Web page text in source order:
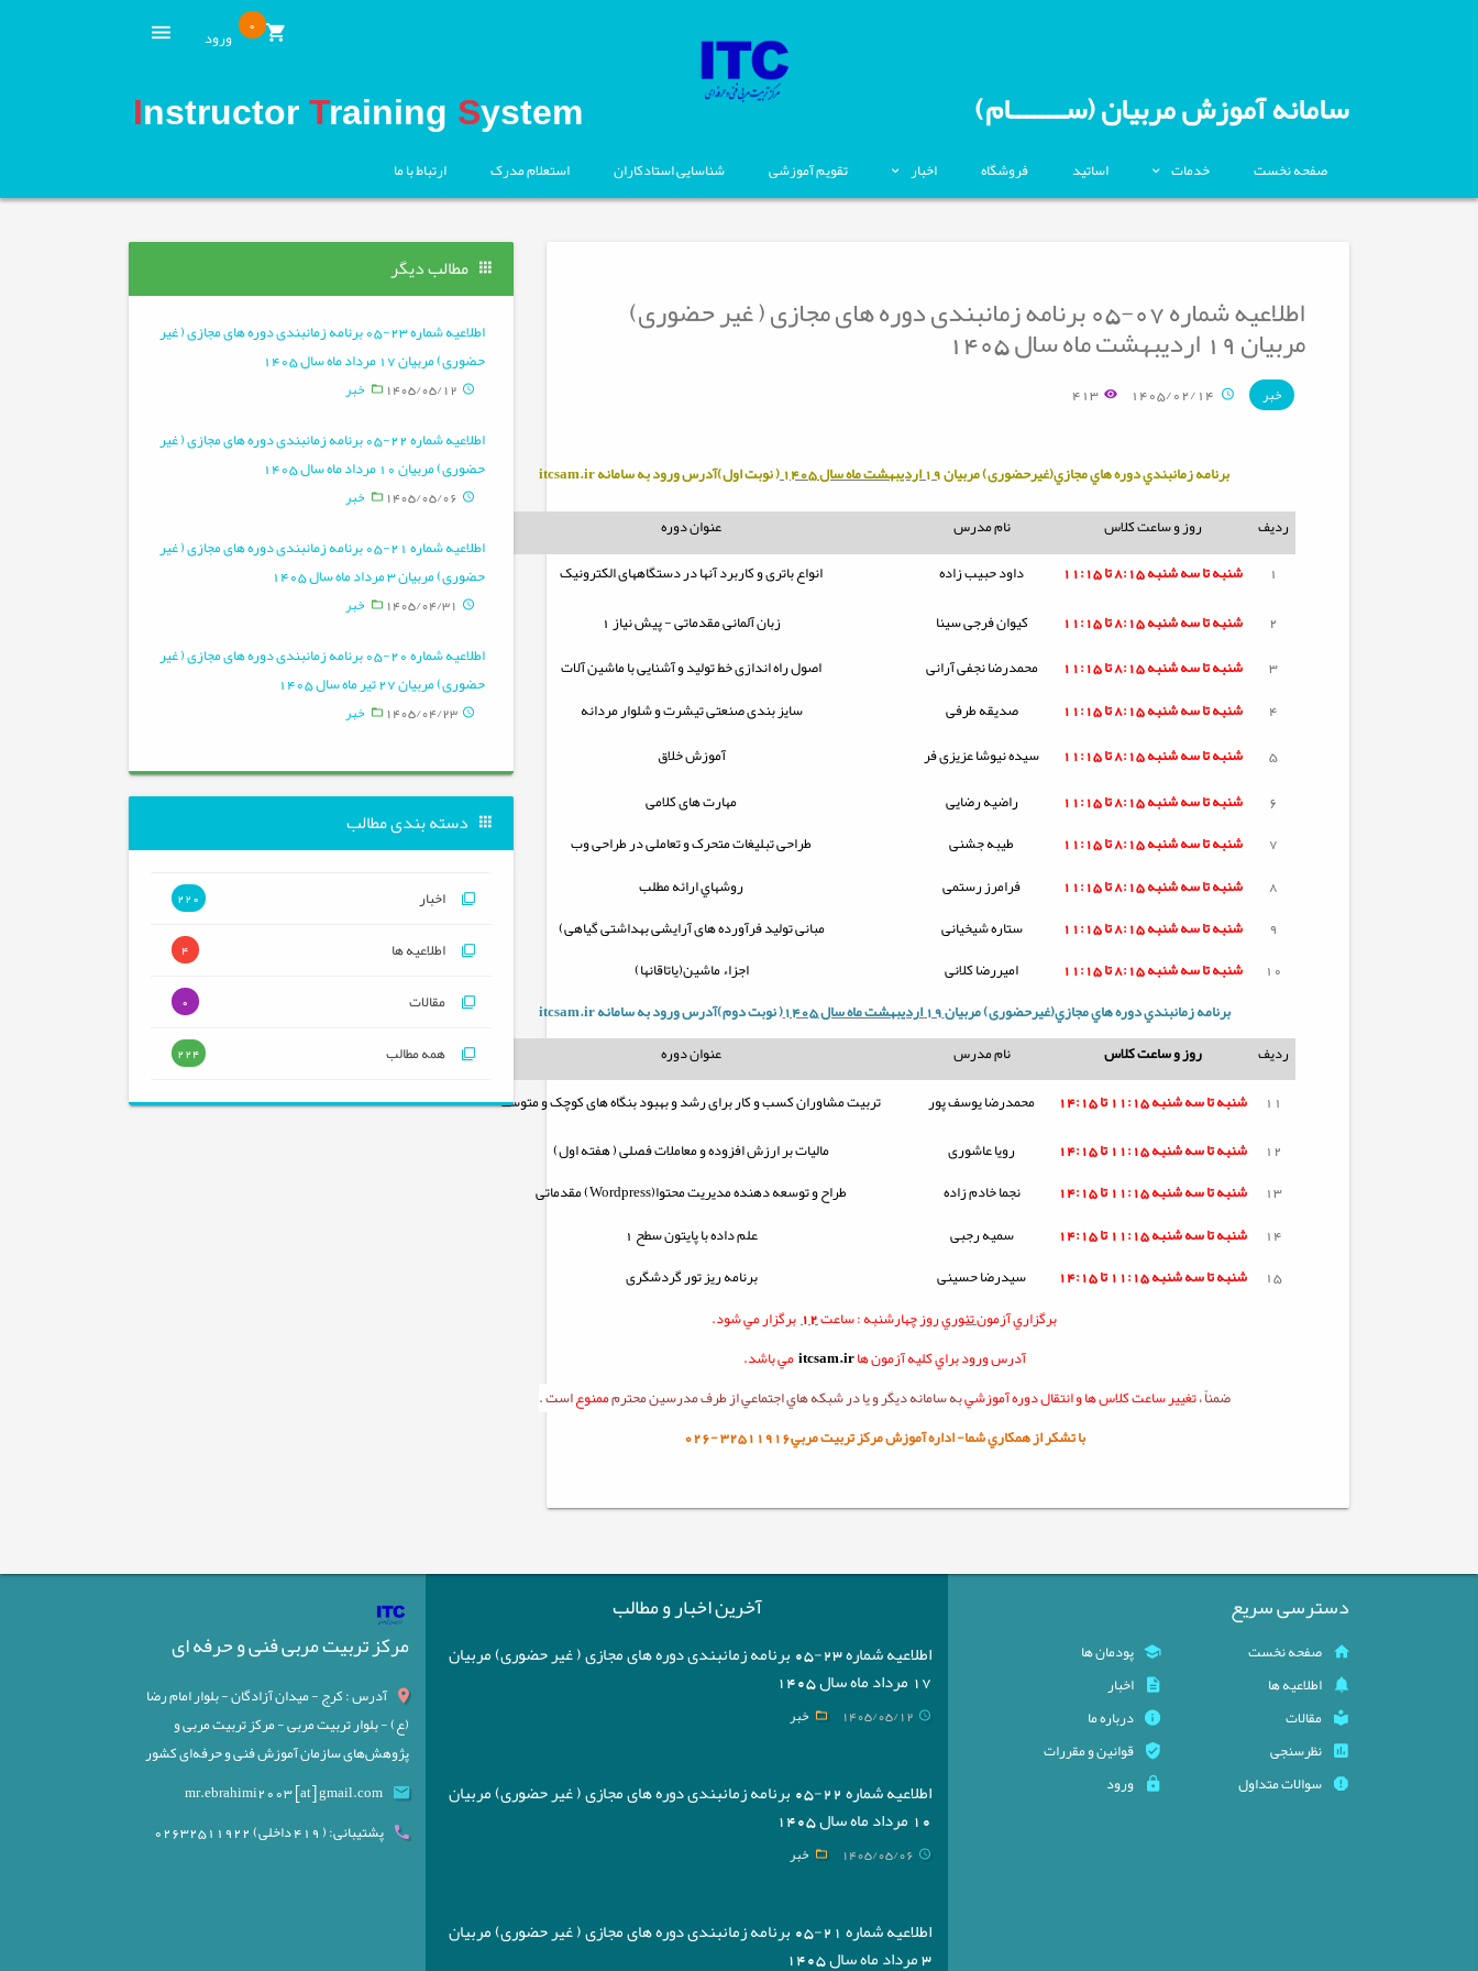
0 ورود
سامانه آموزش مربیان (ســـــــام) Instructor Training System
صفحه نخست خدمات اساتید فروشگاه اخبار تقویم آموزشی شناسایی استادکاران استعلام مدرک ارتباط با ما
اطلاعیه شماره 07-05 برنامه زمانبندی دوره های مجازی ( غیر حضوری)
مربیان 19 اردیبهشت ماه سال 1405
خبر 1405/02/14
413
برنامه زمانبندي دوره هاي مجازي(غیرحضوری) مربيان19 اردیبهشت ماه سال 1405 ( نوبت اول)آدرس ورود به سامانهitcsam.ir
ردیف
روز و ساعت کلاس نام مدرس
عنوان دوره
1
شنبه تاسه شنبه داود حبیب زاده
انواع باتری و کاربرد آنها در دستگاههای الکترونیک
2
شنبه تاسه شنبه کیوان فرجی سینا
زبان آلمانی مقدماتی - پیش نیاز 1
3
شنبه تاسه شنبه محمدرضا نجفی آرانی
اصول راه اندازی خط تولید و آشنایی با ماشین آلات
4
شنبه تاسه شنبه صدیقه طرفی
سایز بندی صنعتی تیشرت و شلوار مردانه
5
شنبه تاسه شنبه سیده نیوشا عزیزی فر
آموزش خلاق
6
شنبه تاسه شنبه راضیه رضایی
مهارت های کلامی
7
شنبه تاسه شنبه طیبه جشنی
طراحی تبلیغات متحرک و تعاملی در طراحی وب
8
شنبه تاسه شنبه فرامرز رستمی
روشهاي ارائه مطلب
9
شنبه تاسه شنبه ستاره شیخیانی
مبانی تولید فرآورده های آرایشی بهداشتی گیاهی)
10
شنبه تاسه شنبه امیررضا کلانی
اجزاء ماشين(ياتاقانها)
برنامه زمانبندي دوره هاي مجازي(غیرحضوری) مربيان19 اردیبهشت ماه سال 1405 ( نوبت دوم)آدرس ورود به سامانهitcsam.ir
ردیف
روز و ساعت کلاس نام مدرس
عنوان دوره
11
شنبه تاسه شنبه محمدرضا یوسف پور
تربیت مشاوران کسب و کار برای رشد و بهبود بنگاه های کوچک و متوسط
12
شنبه تاسه شنبه رویا عاشوری
مالیات بر ارزش افزوده و معاملات فصلی ( هفته اول)
13
شنبه تاسه شنبه نجما خادم زاده طراح و توسعه دهنده مدیریت محتوا(Wordpress) مقدماتی
14
شنبه تاسه شنبه سمیه رجبی
علم داده با پایتون سطح 1
15
شنبه تاسه شنبه سیدرضا حسینی
برنامه ریز تور گردشگری
برگزاري آزمونتئوريروز چهارشنبه :ساعت12برگزار مي شود.
آدرس ورود براي کليه آزمون هاitcsam.irمي باشد.
ضمناً ،تغيير ساعت کلاس ها و انتقال دوره آموزشيبه سامانه ديگر و يا در شبکه هاي اجتماعي از طرف مدرسين محترمممنوعاست .
با تشکر از همکاري شما- اداره آموزش مرکز تربيت مربي32511916
-
026
مطالب دیگر
اطلاعیه شماره 23-05 برنامه زمانبندی دوره های مجازی ( غیر
حضوری) مربیان 17 مرداد ماه سال 1405
1405/05/12 خبر
اطلاعیه شماره 22-05 برنامه زمانبندی دوره های مجازی ( غیر
حضوری) مربیان 10 مرداد ماه سال 1405
1405/05/06 خبر
اطلاعیه شماره 21-05 برنامه زمانبندی دوره های مجازی ( غیر
حضوری) مربیان 3 مرداد ماه سال 1405
1405/04/31 خبر
اطلاعیه شماره 20-05 برنامه زمانبندی دوره های مجازی ( غیر
حضوری) مربیان 27 تیر ماه سال 1405
1405/04/23 خبر
دسته بندی مطالب
اخبار 220
اطلاعیه ها 4
مقالات 0
همه مطالب 224
دسترسی سریع
صفحه نخست
پودمان ها
اطلاعیه ها
اخبار
مقالات
درباره ما
نظرسنجی
قوانین و مقررات
سوالات متداول
ورود
آخرین اخبار و مطالب
اطلاعیه شماره 23-05 برنامه زمانبندی دوره های مجازی ( غیر حضوری) مربیان
17 مرداد ماه سال 1405
1405/05/12 خبر
اطلاعیه شماره 22-05 برنامه زمانبندی دوره های مجازی ( غیر حضوری) مربیان
10 مرداد ماه سال 1405
1405/05/06 خبر
اطلاعیه شماره 21-05 برنامه زمانبندی دوره های مجازی ( غیر حضوری) مربیان
3 مرداد ماه سال 1405
مرکز تربیت مربی فنی و حرفه ای
آدرس : کرج - میدان آزادگان - بلوار امام رضا
(ع) - بلوار تربیت مربی - مرکز تربیت مربی و
پژوهش‌های سازمان آموزش فنی و حرفه‌ای کشور
mr.ebrahimi2003 [at] gmail.com
پشتیبانی: ( 419 داخلی) 02632511922